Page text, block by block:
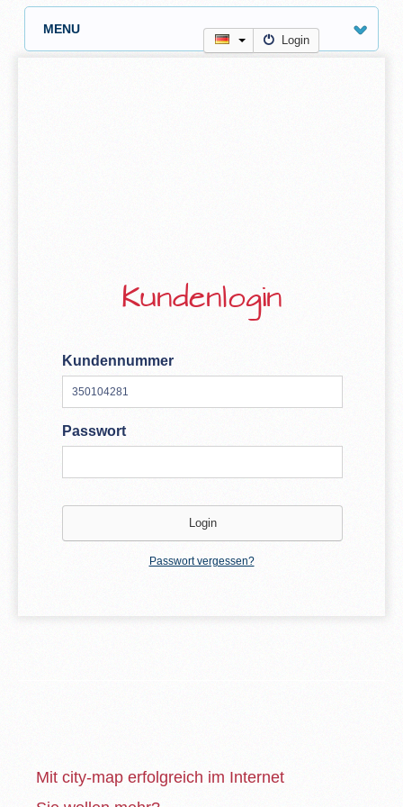
MENU
Login
Kundenlogin
Kundennummer
Passwort
Passwort vergessen?
Mit city-map erfolgreich im Internet